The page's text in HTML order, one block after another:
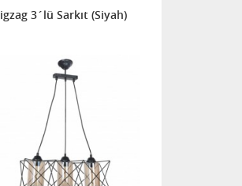
igzag 3´lü Sarkıt (Siyah)